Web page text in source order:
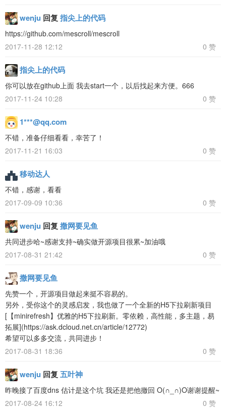
wenju 回复 指尖上的代码
https://github.com/mescroll/mescroll
2017-11-28 12:12
0 赞
指尖上的代码
你可以放在github上面 我去start一个，以后找起来方便。666
2017-11-24 10:28
0 赞
1***@qq.com
不错，准备仔细看看，幸苦了！
2017-11-21 16:03
0 赞
移动达人
不错，感谢，看看
2017-09-09 10:36
0 赞
wenju 回复 撒网要见鱼
共同进步哈~感谢支持~确实做开源项目很累~加油哦
2017-08-31 21:42
0 赞
撒网要见鱼
先赞一个，开源项目做起来挺不容易的。
另外，受你这个的灵感启发，我也做了一个全新的H5下拉刷新项目
[【minirefresh】优雅的H5下拉刷新。零依赖，高性能，多主题，易
拓展](https://ask.dcloud.net.cn/article/12772)
希望可以多多交流，共同进步！
2017-08-31 18:36
0 赞
wenju 回复 五叶神
昨晚接了百度dns 估计是这个坑 我还是把他撤回 O(∩_∩)O谢谢提醒~
2017-08-24 16:12
0 赞